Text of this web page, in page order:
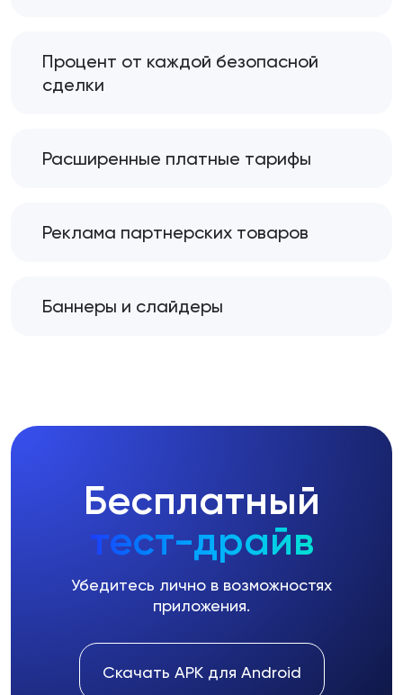
Процент от каждой безопасной
сделки
Расширенные платные тарифы
Реклама партнерских товаров
Баннеры и слайдеры
Бесплатный
тест-драйв
Убедитесь лично в возможностях
приложения.
Скачать APK для Android